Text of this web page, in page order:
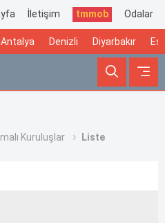
İletişim tmmob Odalar
Antalya Denizli Diyarbakır
Kuruluşlar Liste